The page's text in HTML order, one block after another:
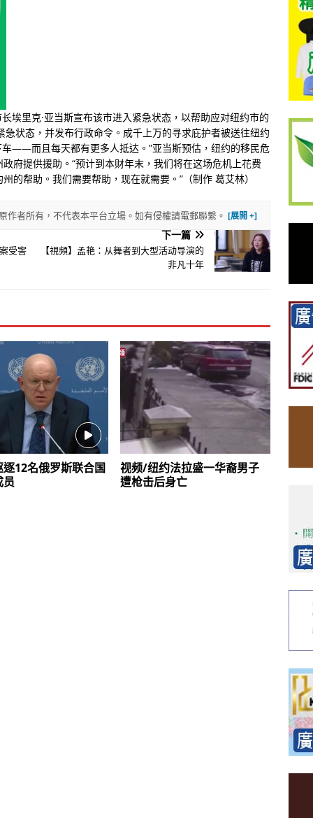
埃里克·亚当斯宣布该市进入紧急状态，以帮助应对纽约市的
状态，并发布行政命令。成千上万的寻求庇护者被送往纽约
——而且每天都有更多人抵达。”亚当斯预估，纽约的移民危
府提供援助。“预计到本财年末，我们将在这场危机上花费
的帮助。我们需要帮助，现在就需要。”（制作 葛艾林）
者所有，不代表本平台立場。如有侵權請電郵聯繫。
受害
下一篇
【視頻】孟艳：从舞者到大型活动导演的
非凡十年
12名俄罗斯联合国
员
视频/纽约法拉盛一华裔男子
遭枪击后身亡